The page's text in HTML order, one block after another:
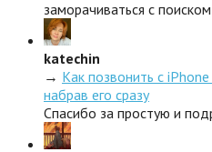
заморачиваться с
katechin
→ Как позвонить с
набрав его сразу
Спасибо за простую и